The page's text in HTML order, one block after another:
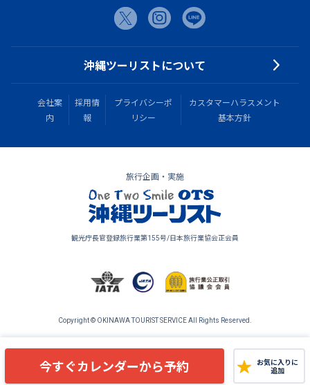
今すぐカレンダーから予約
お気に入りに
追加
沖縄ツーリストについて
会社案
内
採用情
報
プライバシーポ
リシー
カスタマーハラスメント
基本方針
旅行企画・実施
観光庁長官登録旅行業第155号/日本旅行業協会正会員
Copyright © OKINAWA TOURIST SERVICE All Rights Reserved.